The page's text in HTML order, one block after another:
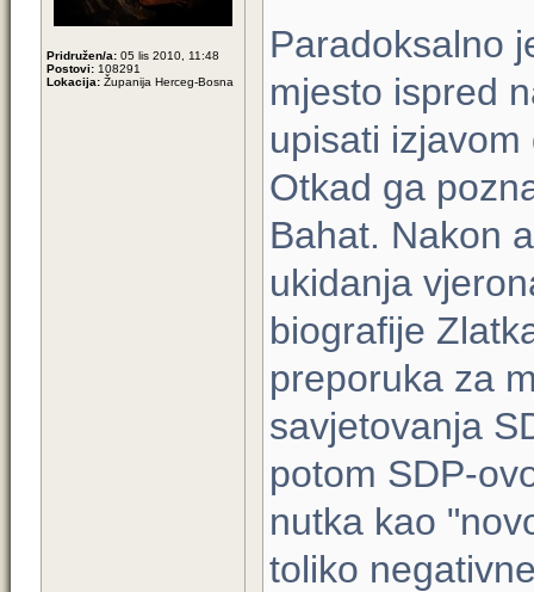
Pridružen/a: 05 lis 2010, 11:48
Postovi: 108291
Lokacija: Županija Herceg-Bosna
Paradoksalno
mjesto ispred
upisati
Otkad ga
Bahat. Nakon
ukidanja
biografije
preporuka za
savjetovanja
potom SDP-
nutka kao
toliko